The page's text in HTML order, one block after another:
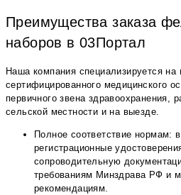
Преимущества заказа
наборов в 03Портал
Наша компания специализируется на
сертифицированного медицинского
первичного звена здравоохранения,
сельской местности и на выезде.
Полное соответствие нормам:
регистрационные
сопроводительную
требованиям Минздрава РФ и
рекомендациям.